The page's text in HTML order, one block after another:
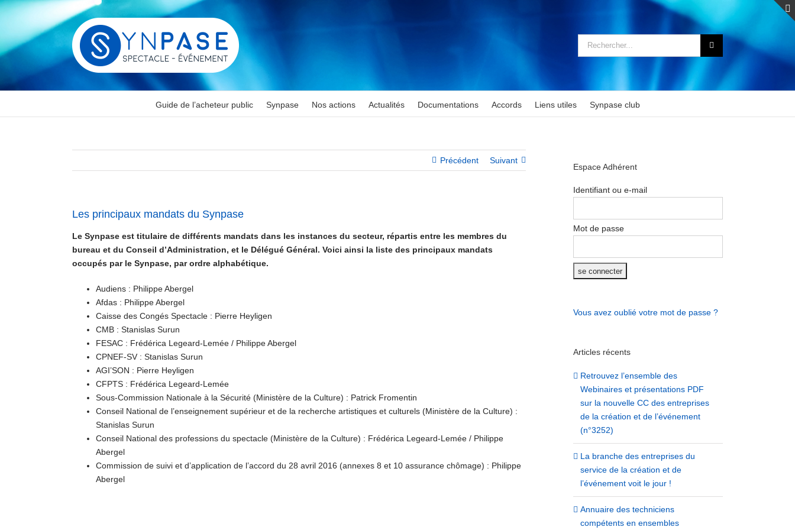
Passer
contenu
Rechercher:
Guide de l’acheteur public Synpase Nos actions Actualités Documentations Accords Liens utiles Synpase club
Précédent Suivant
Les principaux mandats du Synpase
Le Synpase est titulaire de différents mandats dans les instances du secteur, répartis entre les membres du
bureau et du Conseil d’Administration, et le Délégué Général. Voici ainsi la liste des principaux mandats
occupés par le Synpase, par ordre alphabétique.
Audiens : Philippe Abergel
Afdas : Philippe Abergel
Caisse des Congés Spectacle : Pierre Heyligen
CMB : Stanislas Surun
FESAC : Frédérica Legeard-Lemée / Philippe Abergel
CPNEF-SV : Stanislas Surun
AGI’SON : Pierre Heyligen
CFPTS : Frédérica Legeard-Lemée
Sous-Commission Nationale à la Sécurité (Ministère de la Culture) : Patrick Fromentin
Conseil National de l’enseignement supérieur et de la recherche artistiques et culturels (Ministère de la Culture) :
Stanislas Surun
Conseil National des professions du spectacle (Ministère de la Culture) : Frédérica Legeard-Lemée / Philippe
Abergel
Commission de suivi et d’application de l’accord du 28 avril 2016 (annexes 8 et 10 assurance chômage) : Philippe
Abergel
Espace Adhérent
Identifiant ou e-mail
Mot de passe
Vous avez oublié votre mot de passe ?
Articles récents
Retrouvez l’ensemble des
Webinaires et présentations PDF
sur la nouvelle CC des entreprises
de la création et de l’événement
(n°3252)
La branche des entreprises du
service de la création et de
l’événement voit le jour !
Annuaire des techniciens
compétents en ensembles